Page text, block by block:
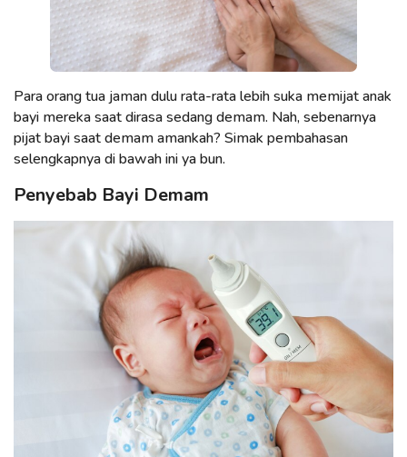
Para orang tua jaman dulu rata-rata lebih suka memijat anak
bayi mereka saat dirasa sedang demam. Nah, sebenarnya
pijat bayi saat demam amankah? Simak pembahasan
selengkapnya di bawah ini ya bun.
Penyebab Bayi Demam